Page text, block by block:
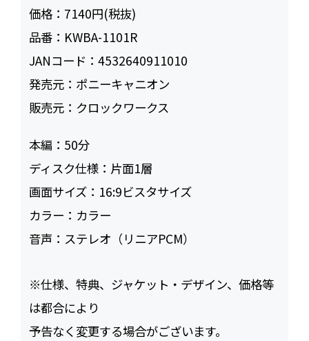
価格： 7140円(税抜)
品番： KWBA-1101R
JANコード：4532640911010
発売元： ポニーキャニオン
販売元： クロックワークス
本編： 50
ディスク仕様： 片面1層
画面サイズ： 16:9ビスタサイズ
カラー： カラー
音声： ステレオ（リニアPCM）
※仕様、特典、ジャケット・デザイン、価格等
は都合により
予告なく変更する場合がございます。